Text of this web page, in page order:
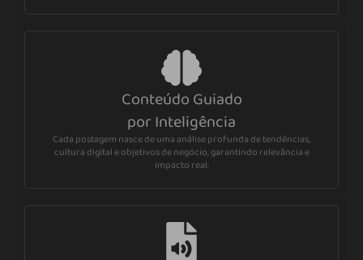
Conteúdo Guiado
por Inteligência
Cada postagem nasce de uma análise profunda de tendências,
cultura digital e objetivos de negócio, garantindo relevância e
impacto real.